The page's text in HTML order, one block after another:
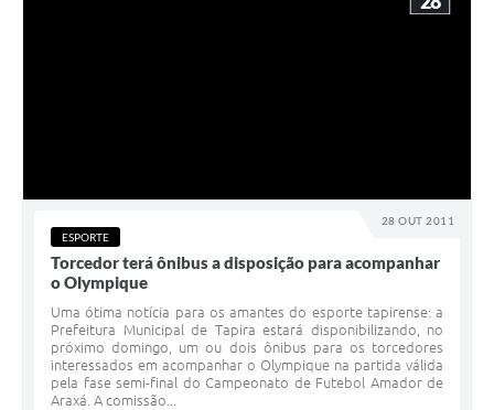
28 OUT 2011
ESPORTE
Torcedor terá ônibus a disposição para acompanhar
o Olympique
Uma ótima notícia para os amantes do esporte tapirense: a
Prefeitura Municipal de Tapira estará disponibilizando, no
próximo domingo, um ou dois ônibus para os torcedores
interessados em acompanhar o Olympique na partida válida
pela fase semi-final do Campeonato de Futebol Amador de
Araxá. A comissão...